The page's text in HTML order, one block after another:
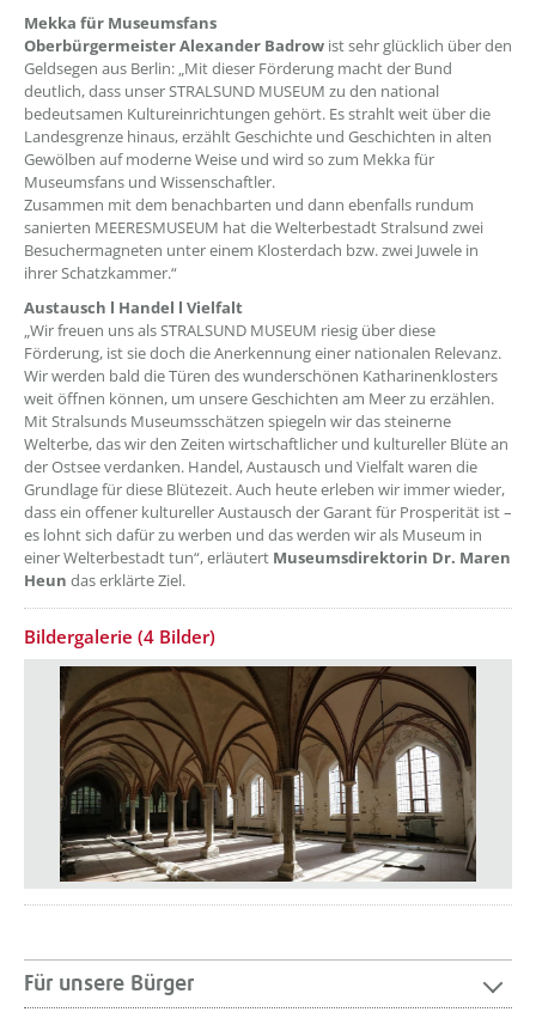
Mekka für Museumsfans
Oberbürgermeister Alexander Badrow ist sehr glücklich über den
Geldsegen aus Berlin: „Mit dieser Förderung macht der Bund
deutlich, dass unser STRALSUND MUSEUM zu den national
bedeutsamen Kultureinrichtungen gehört. Es strahlt weit über die
Landesgrenze hinaus, erzählt Geschichte und Geschichten in alten
Gewölben auf moderne Weise und wird so zum Mekka für
Museumsfans und Wissenschaftler.
Zusammen mit dem benachbarten und dann ebenfalls rundum
sanierten MEERESMUSEUM hat die Welterbestadt Stralsund zwei
Besuchermagneten unter einem Klosterdach bzw. zwei Juwele in
ihrer Schatzkammer.“
Austausch l Handel l Vielfalt
„Wir freuen uns als STRALSUND MUSEUM riesig über diese
Förderung, ist sie doch die Anerkennung einer nationalen Relevanz.
Wir werden bald die Türen des wunderschönen Katharinenklosters
weit öffnen können, um unsere Geschichten am Meer zu erzählen.
Mit Stralsunds Museumsschätzen spiegeln wir das steinerne
Welterbe, das wir den Zeiten wirtschaftlicher und kultureller Blüte an
der Ostsee verdanken. Handel, Austausch und Vielfalt waren die
Grundlage für diese Blütezeit. Auch heute erleben wir immer wieder,
dass ein offener kultureller Austausch der Garant für Prosperität ist –
es lohnt sich dafür zu werben und das werden wir als Museum in
einer Welterbestadt tun“, erläutert Museumsdirektorin Dr. Maren
Heun das erklärte Ziel.
Bildergalerie (4 Bilder)
Für unsere Bürger